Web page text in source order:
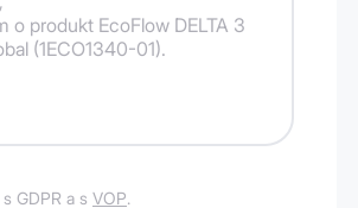
GDPR a s VOP.